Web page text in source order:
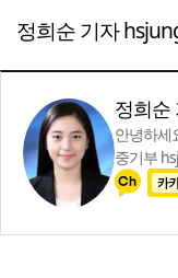
정희순 기자
정희순
안녕하세
중기부